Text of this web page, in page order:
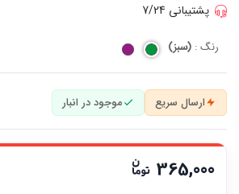
پشتیبانی 7/24
رنگ : (سبز)
ارسال سریع موجود در انبار
365,000